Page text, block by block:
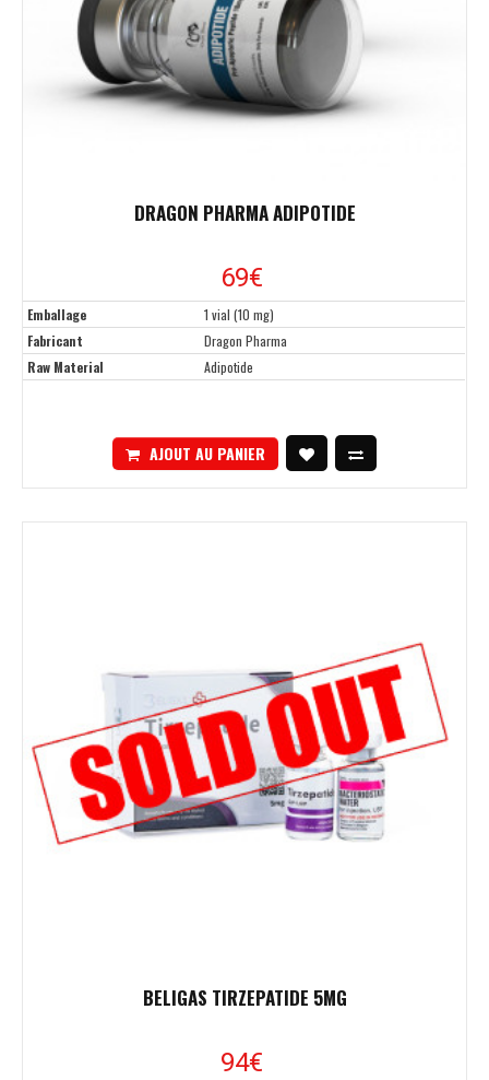
DRAGON PHARMA ADIPOTIDE
69€
Emballage
1 vial (10 mg)
Fabricant
Dragon Pharma
Raw Material
Adipotide
AJOUT AU PANIER
BELIGAS TIRZEPATIDE 5MG
94€